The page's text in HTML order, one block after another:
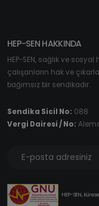
HEP-SEN HAKKINDA
HEP-SEN, sağlık ve
çalışanların hak ve
bağımsız bir sendikadır.
Sendika Sicil No: 088
Vergi Dairesi / No:
HEP-SEN,